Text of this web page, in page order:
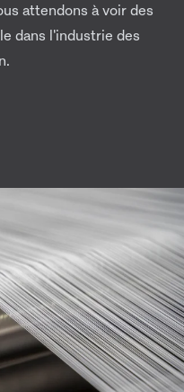
attendons à voir des
dans l'industrie des